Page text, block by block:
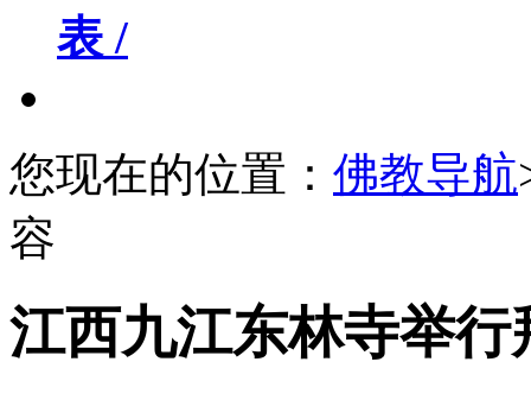
表 /
您现在的位置： 佛教导航
容
江西九江东林寺举